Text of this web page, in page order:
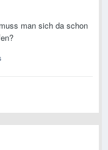
man sich da schon